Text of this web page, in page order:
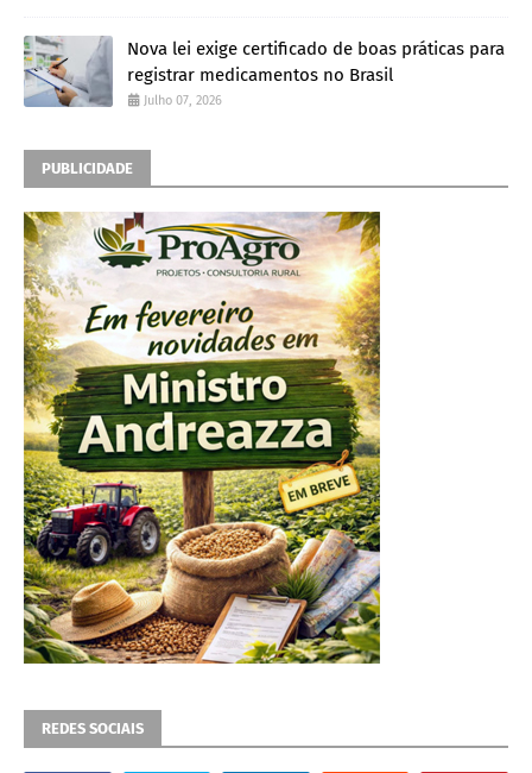
Nova lei exige certificado de boas práticas para
registrar medicamentos no Brasil
Julho 07, 2026
PUBLICIDADE
REDES SOCIAIS